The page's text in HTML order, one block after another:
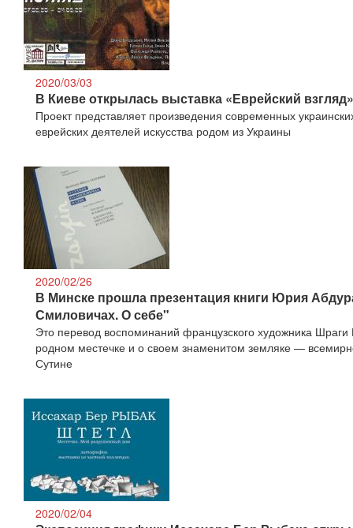
2020/03/03
В Киеве открылась выставка «Еврейский взгляд»
Проект представляет произведения современных
еврейских деятелей искусства родом из Украины
2020/02/26
В Минске прошла презентация книги Юрия
Смиловичах. О себе"
Это перевод воспоминаний французского художника
родном местечке и о своем знаменитом земляке —
Сутине
2020/02/04